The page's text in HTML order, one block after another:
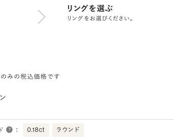
リングを選ぶ
リングをお選びください。
みの税込価格です
： 0.18ct ラウンド